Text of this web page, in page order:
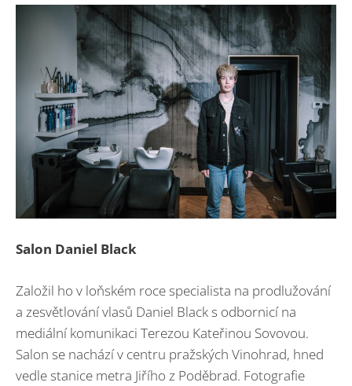
Salon Daniel Black
Založil ho v loňském roce specialista na prodlužování
a zesvětlování vlasů Daniel Black s odbornicí na
mediální komunikaci Terezou Kateřinou Sovovou.
Salon se nachází v centru pražských Vinohrad, hned
vedle stanice metra Jiřího z Poděbrad. Fotografie